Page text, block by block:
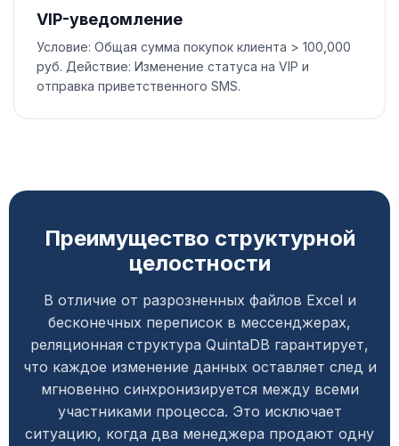
VIP-уведомление
Условие: Общая сумма покупок клиента > 100,000
руб. Действие: Изменение статуса на VIP и
отправка приветственного SMS.
Преимущество структурной
целостности
В отличие от разрозненных файлов Excel и
бесконечных переписок в мессенджерах,
реляционная структура QuintaDB гарантирует,
что каждое изменение данных оставляет след и
мгновенно синхронизируется между всеми
участниками процесса. Это исключает
ситуацию, когда два менеджера продают одну